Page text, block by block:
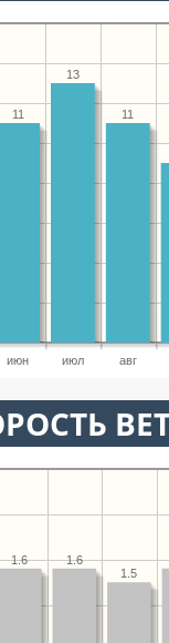
июн июл авг
11
13
11
1.5
1.6
1.6